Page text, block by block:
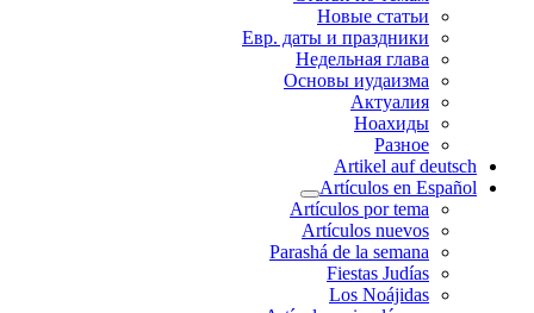
Новые статьи
Евр. даты и праздники
Недельная глава
Основы иудаизма
Актуалия
Ноахиды
Разное
Artikel auf deutsch
Artículos en Español
Artículos por tema
Artículos nuevos
Parashá de la semana
Fiestas Judías
Los Noájidas